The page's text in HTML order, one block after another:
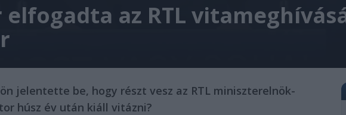
elfogadta az RTL
jelentette be, hogy részt vesz az RTL miniszterelnök-
húsz év után kiáll vitázni?